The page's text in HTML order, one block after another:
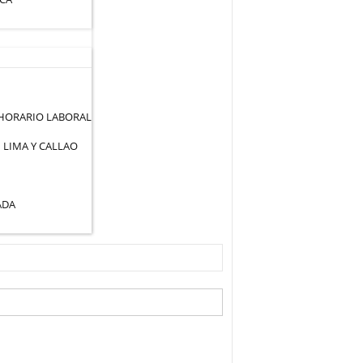
LABORAL
LIMA Y CALLAO